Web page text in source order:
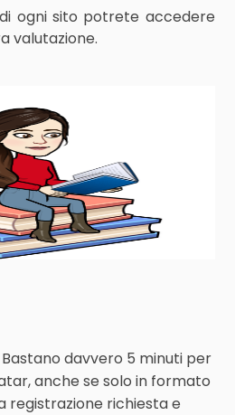
ogni sito potrete accedere
valutazione.
davvero 5 minuti per
anche se solo in formato
registrazione richiesta e